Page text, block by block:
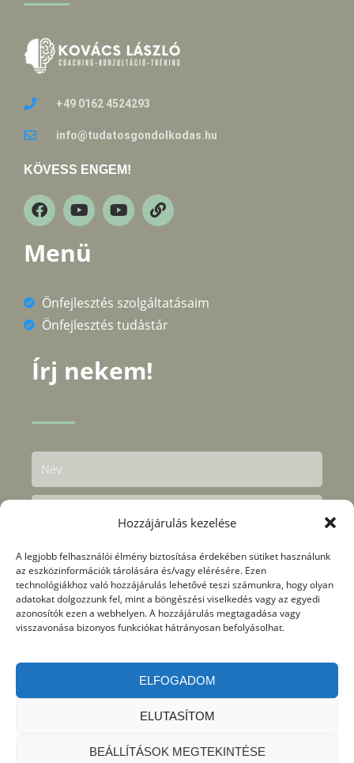
Hozzájárulás kezelése
A legjobb felhasználói élmény biztosítása érdekében sütiket használunk
az eszközinformációk tárolására és/vagy elérésére. Ezen
technológiákhoz való hozzájárulás lehetővé teszi számunkra, hogy olyan
adatokat dolgozzunk fel, mint a böngészési viselkedés vagy az egyedi
azonosítók ezen a webhelyen. A hozzájárulás megtagadása vagy
visszavonása bizonyos funkciókat hátrányosan befolyásolhat.
ELFOGADOM
ELUTASÍTOM
BEÁLLÍTÁSOK MEGTEKINTÉSE
+49 0162 4524293
info@tudatosgondolkodas.hu
KÖVESS ENGEM!
Menü
Önfejlesztés szolgáltatásaim
Önfejlesztés tudástár
Írj nekem!
nyilvántartásbanfoglaltakat.
KÜLDÉS